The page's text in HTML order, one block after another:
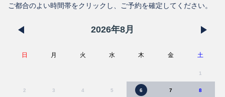
ご都合のよい時間帯をクリックし、ご予約を確定してください。
2026年8月
日 月 火 水 木 金 土
1
2 3 4 5 6 7 8